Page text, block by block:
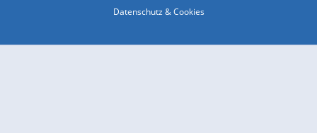
Datenschutz & Cookies